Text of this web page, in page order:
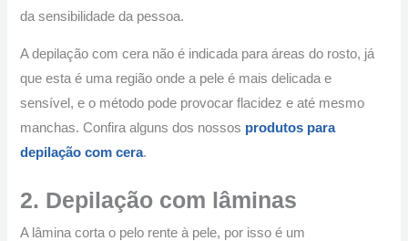
da sensibilidade da pessoa.
A depilação com cera não é indicada para áreas do rosto, já
que esta é uma região onde a pele é mais delicada e
sensível, e o método pode provocar flacidez e até mesmo
manchas. Confira alguns dos nossos produtos para
depilação com cera.
2. Depilação com lâminas
A lâmina corta o pelo rente à pele, por isso é um